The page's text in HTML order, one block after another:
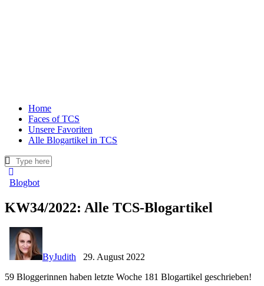
Home
Faces of TCS
Unsere Favoriten
Alle Blogartikel in TCS
Blogbot
KW34/2022: Alle TCS-Blogartikel
ByJudith
29. August 2022
59 Bloggerinnen haben letzte Woche 181 Blogartikel geschrieben!